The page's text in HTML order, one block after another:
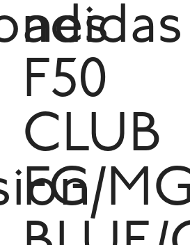
adidas
F50
CLUB
FG/